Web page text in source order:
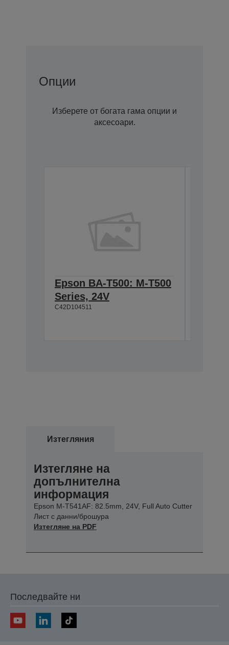
Опции
Изберете от богата гама опции и
аксесоари.
Epson BA-T500: M-T500
Series, 24V
C42D104511
Изтегляния
Изтегляне на
допълнителна
информация
Epson M-T541AF: 82.5mm, 24V, Full Auto Cutter
Лист с данни/брошура
Изтегляне на PDF
Последвайте ни